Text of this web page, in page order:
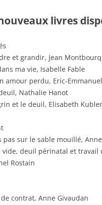
livres
et grandir, Jean
ma vie, Isabelle Fable
amour perdu, Eric-
Nathalie Hanot
et le deuil, Elisabeth
pas sur le sable mouillé,
vide, deuil périnatal et travail
Rostain
contrat, Anne Givaudan